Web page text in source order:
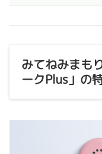
みてねみまも
ークPlus」の